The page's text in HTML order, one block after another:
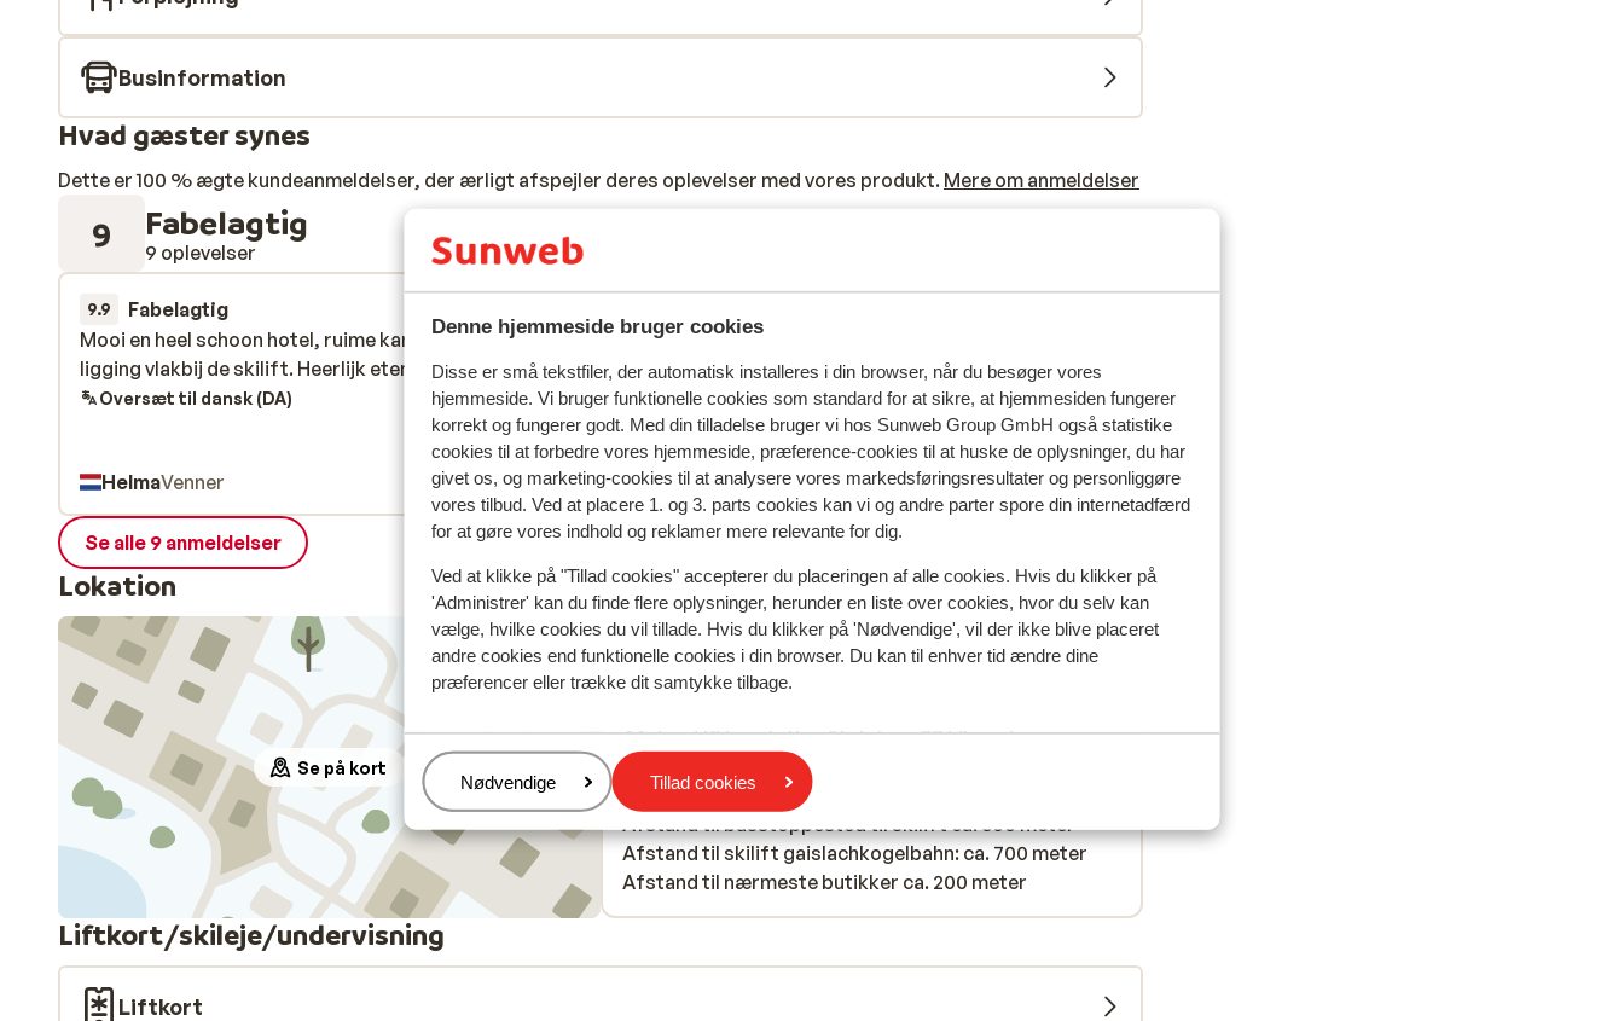
Denne hjemmeside bruger cookies
Disse er små tekstfiler, der automatisk installeres i din browser, når du besøger vores
hjemmeside. Vi bruger funktionelle cookies som standard for at sikre, at hjemmesiden fungerer
korrekt og fungerer godt. Med din tilladelse bruger vi hos Sunweb Group GmbH også statistike
cookies til at forbedre vores hjemmeside, præference-cookies til at huske de oplysninger, du har
givet os, og marketing-cookies til at analysere vores markedsføringsresultater og personliggøre
vores tilbud. Ved at placere 1. og 3. parts cookies kan vi og andre parter spore din internetadfærd
for at gøre vores indhold og reklamer mere relevante for dig.
Ved at klikke på "Tillad cookies" accepterer du placeringen af alle cookies. Hvis du klikker på
'Administrer' kan du finde flere oplysninger, herunder en liste over cookies, hvor du selv kan
vælge, hvilke cookies du vil tillade. Hvis du klikker på 'Nødvendige', vil der ikke blive placeret
andre cookies end funktionelle cookies i din browser. Du kan til enhver tid ændre dine
præferencer eller trække dit samtykke tilbage.
Administrer
Nødvendige Tillad cookies
Businformation
Hvad gæster synes
Dette er 100 % ægte kundeanmeldelser, der ærligt afspejler deres oplevelser med vores produkt. Mere om anmeldelser
9 Fabelagtig
9 oplevelser
9.9 Fabelagtig
Mooi en heel schoon hotel, ruime kamers. Perfecte
ligging vlakbij de skilift. Heerlijk eten.
Mooi en heel schoon hotel, ruime kamers. Perfecte
ligging vlakbij de skilift. Heerlijk eten.
Oversæt til dansk (DA)
HelmaVenner
The transfers to and from the airport were superb,
the hotel was super clean and the staff very friendly.
The standard of food was excellent which all made our
holiday a great one.
The transfers to and from the airport were superb,
the hotel was super clean and the staff very friendly.
The standard of food was excellent which all made our
holiday a great one.
Oversæt til dansk (DA)
AnonymVenner
Se alle 9 anmeldelser
Lokation
Se på kort
I området
Afstand til centrum: ca. 200 meter
Afstand til togstation ôtztal: ca. 38 kilometer
Afstand til skipiste ca. 300 meter
Afstand til langrendsløjpe ca. 200 meter
Afstand til busstoppested til skilift ca. 300 meter
Afstand til skilift gaislachkogelbahn: ca. 700 meter
Afstand til nærmeste butikker ca. 200 meter
Liftkort/skileje/undervisning
Liftkort